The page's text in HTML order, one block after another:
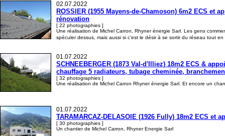
02.07.2022
ROSSIER (1955 Mayens-de-Chamoson) 6m2 ECS
rénovation
[ 22 photographies ]
Une réalisation de Michel Carron, Rhyner énergie Sarl. Les gens
spéculer dessus, mais aussi si c'est le désir à se sortir du réseau tout
01.07.2022
SCHNEEBERGER (1873 Val-d'Illiez) 18m2 ECS &
chauffage 5 radiateurs, tubage cheminée,
[ 32 photographies ]
Une réalisation de Michel Carron Rhyner énergie Sarl. Et encore un
01.07.2022
TARAMARCAZ-DELASOIE (1926 Fully) 18m2 ECS
[ 30 photographies ]
Un chantier de Michel Carron, Rhyner Energie Sarl